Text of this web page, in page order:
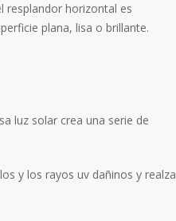
resplandor horizontal es
plana, lisa o brillante.
luz solar crea una serie de
y los rayos uv dañinos y realza